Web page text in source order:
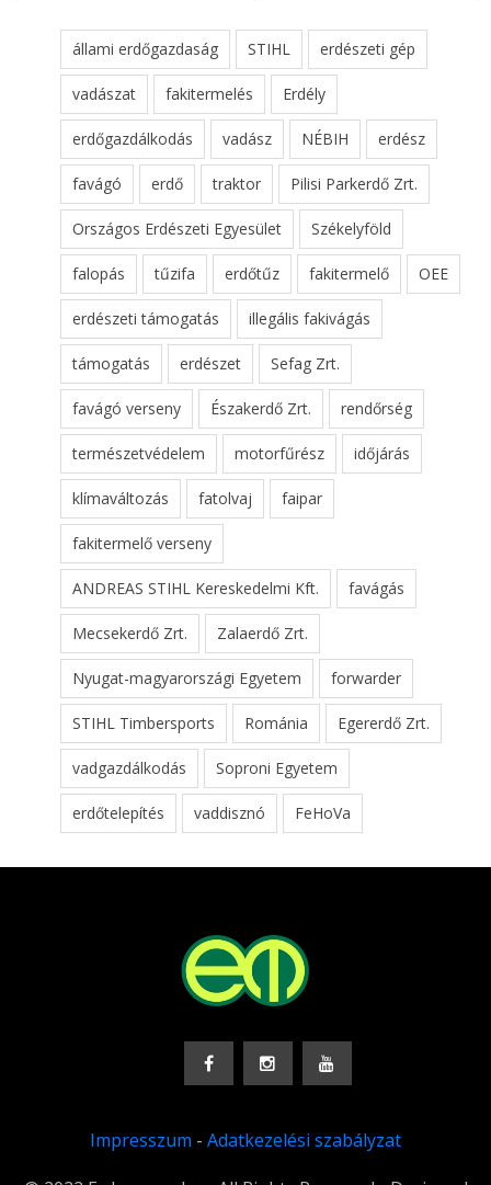
állami erdőgazdaság STIHL erdészeti gép
vadászat fakitermelés Erdély
erdőgazdálkodás vadász NÉBIH erdész
favágó erdő traktor Pilisi Parkerdő Zrt.
Országos Erdészeti Egyesület Székelyföld
falopás tűzifa erdőtűz fakitermelő OEE
erdészeti támogatás illegális fakivágás
támogatás erdészet Sefag Zrt.
favágó verseny Északerdő Zrt. rendőrség
természetvédelem motorfűrész időjárás
klímaváltozás fatolvaj faipar
fakitermelő verseny
ANDREAS STIHL Kereskedelmi Kft. favágás
Mecsekerdő Zrt. Zalaerdő Zrt.
Nyugat-magyarországi Egyetem forwarder
STIHL Timbersports Románia Egererdő Zrt.
vadgazdálkodás Soproni Egyetem
erdőtelepítés vaddisznó FeHoVa
Impresszum - Adatkezelési szabályzat